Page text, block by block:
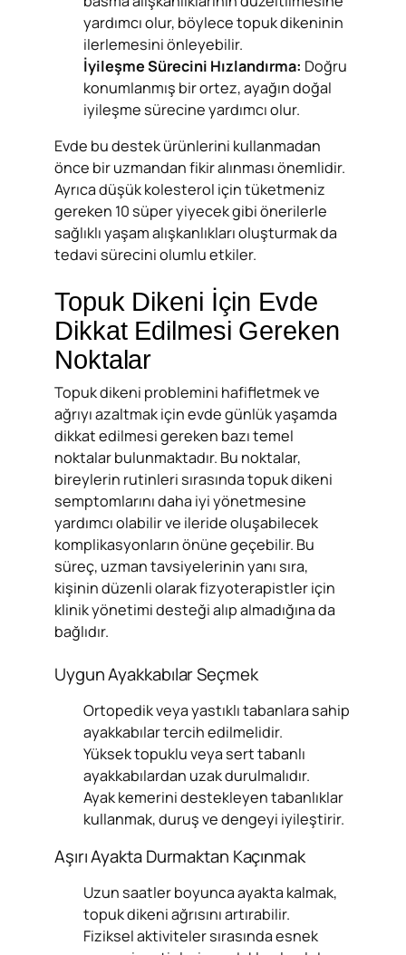
yardımcı olur, böylece topuk dikeninin
ilerlemesini önleyebilir.
İyileşme Sürecini Hızlandırma: Doğru
konumlanmış bir ortez, ayağın doğal
iyileşme sürecine yardımcı olur.
Evde bu destek ürünlerini kullanmadan
önce bir uzmandan fikir alınması önemlidir.
Ayrıca düşük kolesterol için tüketmeniz
gereken 10 süper yiyecek gibi önerilerle
sağlıklı yaşam alışkanlıkları oluşturmak da
tedavi sürecini olumlu etkiler.
Topuk Dikeni İçin Evde
Dikkat Edilmesi Gereken
Noktalar
Topuk dikeni problemini hafifletmek ve
ağrıyı azaltmak için evde günlük yaşamda
dikkat edilmesi gereken bazı temel
noktalar bulunmaktadır. Bu noktalar,
bireylerin rutinleri sırasında topuk dikeni
semptomlarını daha iyi yönetmesine
yardımcı olabilir ve ileride oluşabilecek
komplikasyonların önüne geçebilir. Bu
süreç, uzman tavsiyelerinin yanı sıra,
kişinin düzenli olarak fizyoterapistler için
klinik yönetimi desteği alıp almadığına da
bağlıdır.
Uygun Ayakkabılar Seçmek
Ortopedik veya yastıklı tabanlara sahip
ayakkabılar tercih edilmelidir.
Yüksek topuklu veya sert tabanlı
ayakkabılardan uzak durulmalıdır.
Ayak kemerini destekleyen tabanlıklar
kullanmak, duruş ve dengeyi iyileştirir.
Aşırı Ayakta Durmaktan Kaçınmak
Uzun saatler boyunca ayakta kalmak,
topuk dikeni ağrısını artırabilir.
Fiziksel aktiviteler sırasında esnek